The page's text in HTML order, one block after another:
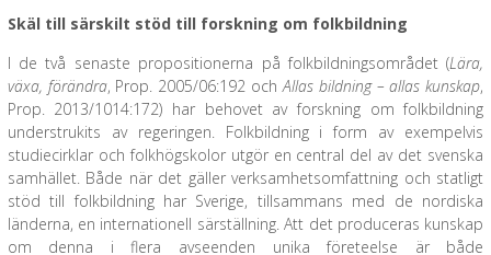
Skäl till särskilt stöd till forskning om folkbildning
I de två senaste propositionerna på folkbildningsområdet (Lära,
växa, förändra, Prop. 2005/06:192 ochAllas bildning – allas kunskap,
Prop. 2013/1014:172) har behovet av forskning om folkbildning
understrukits av regeringen. Folkbildning i form av exempelvis
studiecirklar och folkhögskolor utgör en central del av det svenska
samhället. Både när det gäller verksamhetsomfattning och statligt
stöd till folkbildning har Sverige, tillsammans med de nordiska
länderna, en internationell särställning. Att det produceras kunskap
om denna i flera avseenden unika företeelse är både